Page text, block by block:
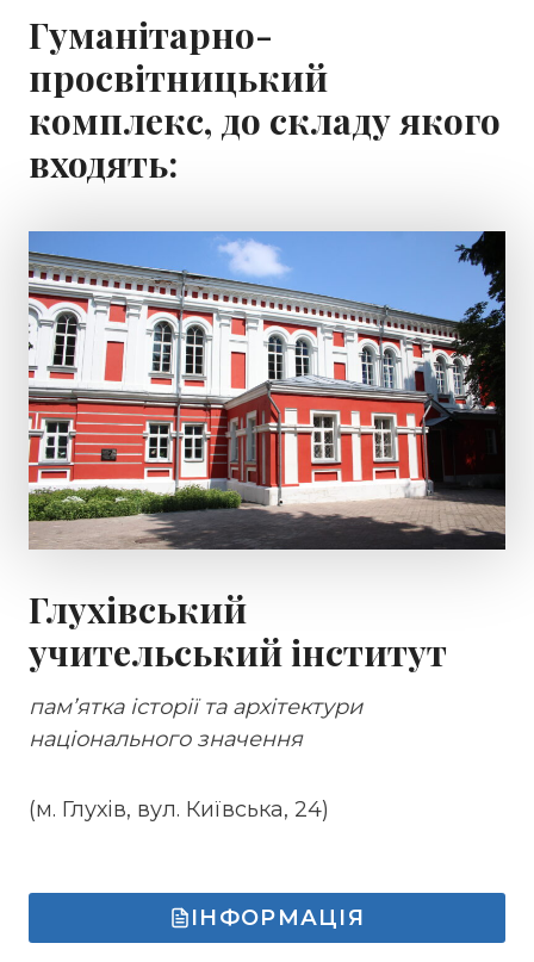
Гуманітарно-
просвітницький
комплекс, до складу якого
входять:
Глухівський
учительський інститут
пам’ятка історії та архітектури
національного значення
(м. Глухів, вул. Київська, 24)
ІНФОРМАЦІЯ